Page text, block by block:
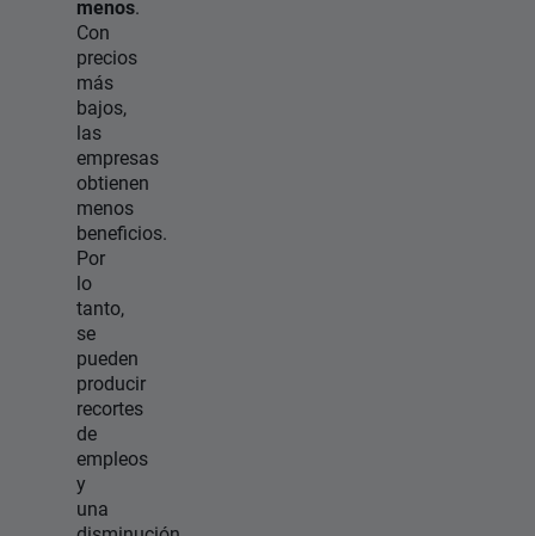
menos.
Con
precios
más
bajos,
las
empresas
obtienen
menos
beneficios.
Por
lo
tanto,
se
pueden
producir
recortes
de
empleos
y
una